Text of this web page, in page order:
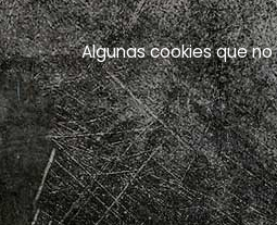
Algunas cookies que